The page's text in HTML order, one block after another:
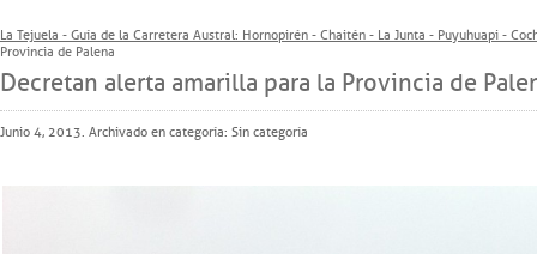
La Tejuela - Guía de la Carretera Austral: Hornopirén - Chaitén - La Junta - Puyuhuapi -
Provincia de Palena
Decretan alerta amarilla para la Provincia de
Junio 4, 2013. Archivado en categoría: Sin categoría